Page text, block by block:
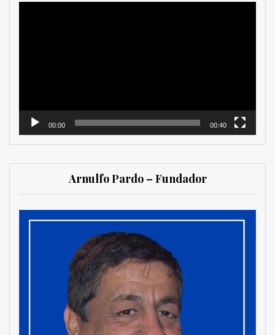
00:00 00:40
Arnulfo Pardo – Fundador